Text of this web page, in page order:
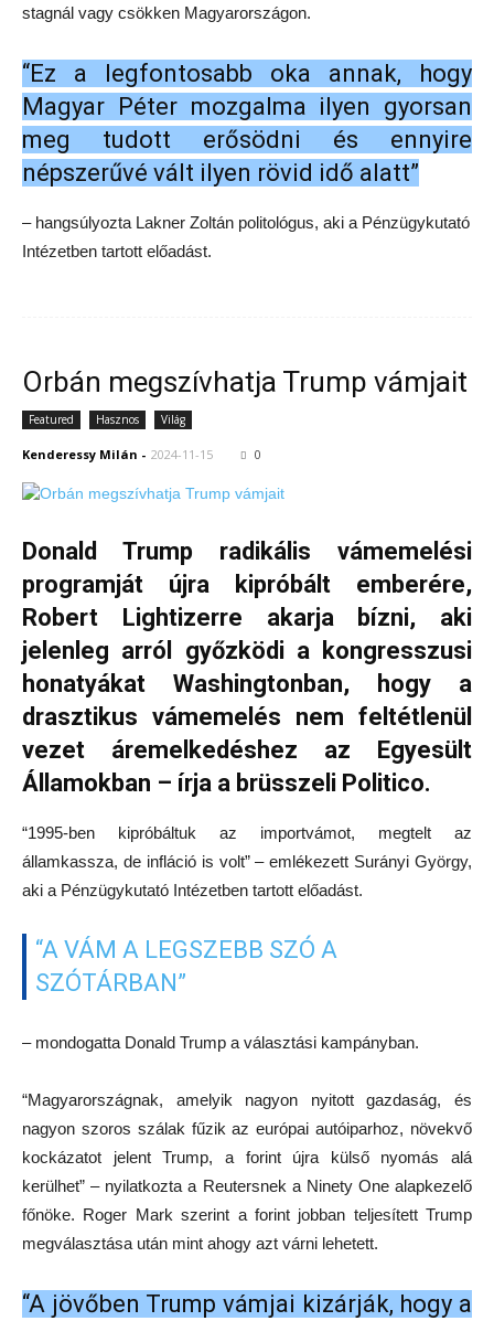
stagnál vagy csökken Magyarországon.
“Ez a legfontosabb oka annak, hogy
Magyar Péter mozgalma ilyen gyorsan
meg tudott erősödni és ennyire
népszerűvé vált ilyen rövid idő alatt”
– hangsúlyozta Lakner Zoltán politológus, aki a Pénzügykutató
Intézetben tartott előadást.
Orbán megszívhatja Trump vámjait
Featured Hasznos Világ
Kenderessy Milán - 2024-11-15 0
Donald Trump radikális vámemelési
programját újra kipróbált emberére,
Robert Lightizerre akarja bízni, aki
jelenleg arról győzködi a kongresszusi
honatyákat Washingtonban, hogy a
drasztikus vámemelés nem feltétlenül
vezet áremelkedéshez az Egyesült
Államokban – írja a brüsszeli Politico.
“1995-ben kipróbáltuk az importvámot, megtelt az
államkassza, de infláció is volt” – emlékezett Surányi György,
aki a Pénzügykutató Intézetben tartott előadást.
“A VÁM A LEGSZEBB SZÓ A
SZÓTÁRBAN”
– mondogatta Donald Trump a választási kampányban.
“Magyarországnak, amelyik nagyon nyitott gazdaság, és
nagyon szoros szálak fűzik az európai autóiparhoz, növekvő
kockázatot jelent Trump, a forint újra külső nyomás alá
kerülhet” – nyilatkozta a Reutersnek a Ninety One alapkezelő
főnöke. Roger Mark szerint a forint jobban teljesített Trump
megválasztása után mint ahogy azt várni lehetett.
“A jövőben Trump vámjai kizárják, hogy a